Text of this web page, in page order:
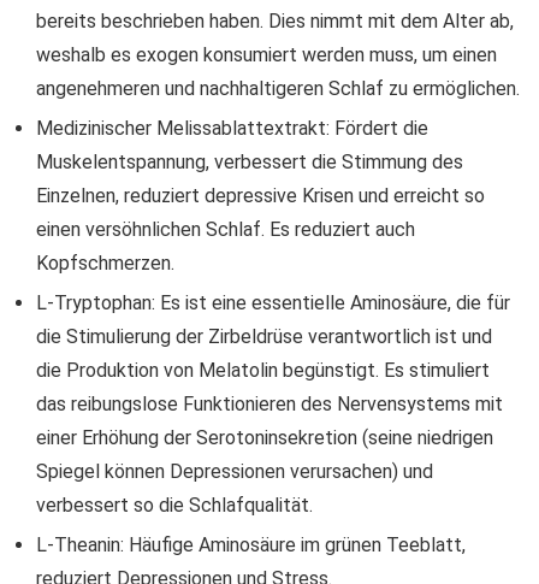
bereits beschrieben haben. Dies nimmt mit dem Alter ab,
weshalb es exogen konsumiert werden muss, um einen
angenehmeren und nachhaltigeren Schlaf zu ermöglichen.
Medizinischer Melissablattextrakt: Fördert die
Muskelentspannung, verbessert die Stimmung des
Einzelnen, reduziert depressive Krisen und erreicht so
einen versöhnlichen Schlaf. Es reduziert auch
Kopfschmerzen.
L-Tryptophan: Es ist eine essentielle Aminosäure, die für
die Stimulierung der Zirbeldrüse verantwortlich ist und
die Produktion von Melatolin begünstigt. Es stimuliert
das reibungslose Funktionieren des Nervensystems mit
einer Erhöhung der Serotoninsekretion (seine niedrigen
Spiegel können Depressionen verursachen) und
verbessert so die Schlafqualität.
L-Theanin: Häufige Aminosäure im grünen Teeblatt,
reduziert Depressionen und Stress.